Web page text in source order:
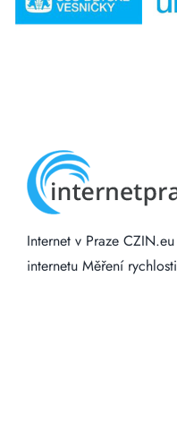
Internet v Praze CZIN.eu
internetu Měření rychlosti